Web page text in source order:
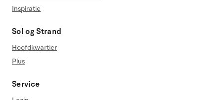
Inspiratie
Sol og Strand
Hoofdkwartier
Plus
Service